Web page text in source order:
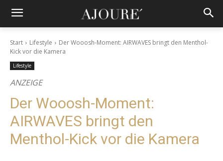
Start Lifestyle
Der Wooosh-Moment: AIRWAVES bringt den Menthol-
Kick vor die Kamera
Lifestyle
ANZEIGE
Der Wooosh-Moment:
AIRWAVES bringt den
Menthol-Kick vor die Kamera